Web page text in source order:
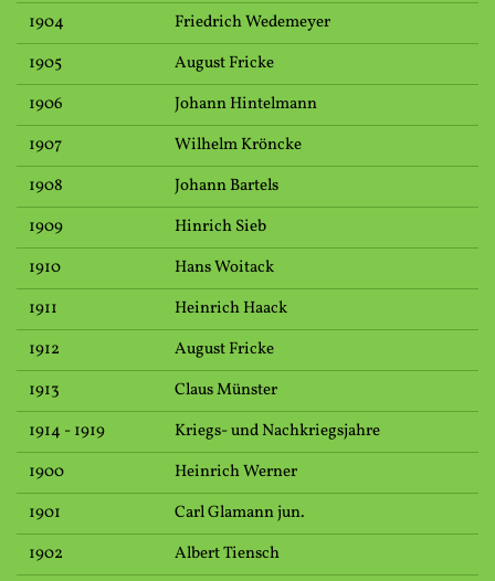
1904
Friedrich Wedemeyer
1905
August Fricke
1906
Johann Hintelmann
1907
Wilhelm Kröncke
1908
Johann Bartels
1909
Hinrich Sieb
1910
Hans Woitack
1911
Heinrich Haack
1912
August Fricke
1913
Claus Münster
1914 - 1919
Kriegs- und Nachkriegsjahre
1900
Heinrich Werner
1901
Carl Glamann jun.
1902
Albert Tiensch